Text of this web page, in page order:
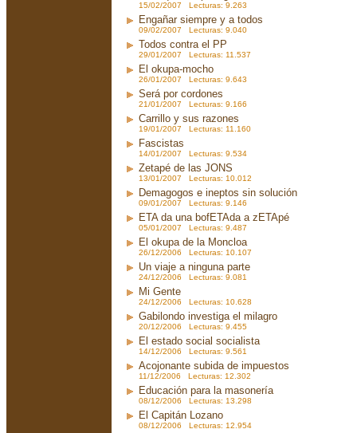
15/02/2007 Lecturas: 9.263
Engañar siempre y a todos
09/02/2007 Lecturas: 9.040
Todos contra el PP
29/01/2007 Lecturas: 11.537
El okupa-mocho
26/01/2007 Lecturas: 9.643
Será por cordones
21/01/2007 Lecturas: 9.166
Carrillo y sus razones
19/01/2007 Lecturas: 11.160
Fascistas
14/01/2007 Lecturas: 9.534
Zetapé de las JONS
13/01/2007 Lecturas: 10.012
Demagogos e ineptos sin solución
09/01/2007 Lecturas: 9.146
ETA da una bofETAda a zETApé
05/01/2007 Lecturas: 9.487
El okupa de la Moncloa
26/12/2006 Lecturas: 10.107
Un viaje a ninguna parte
24/12/2006 Lecturas: 9.081
Mi Gente
24/12/2006 Lecturas: 10.628
Gabilondo investiga el milagro
20/12/2006 Lecturas: 9.455
El estado social socialista
14/12/2006 Lecturas: 9.561
Acojonante subida de impuestos
11/12/2006 Lecturas: 12.302
Educación para la masonería
08/12/2006 Lecturas: 13.298
El Capitán Lozano
08/12/2006 Lecturas: 12.954